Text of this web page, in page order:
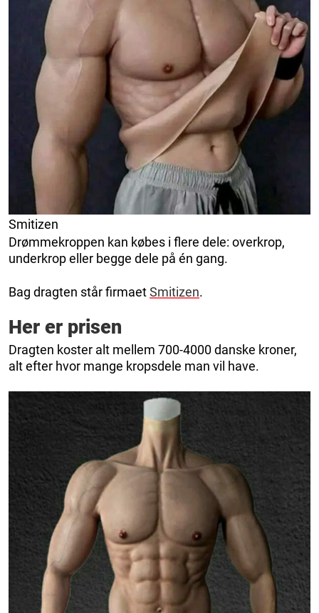
Smitizen
Drømmekroppen kan købes i flere dele: overkrop,
underkrop eller begge dele på én gang.
Bag dragten står firmaetSmitizen.
Her er prisen
Dragten koster alt mellem 700-4000 danske kroner,
alt efter hvor mange kropsdele man vil have.